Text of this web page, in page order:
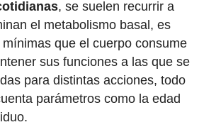
, se suelen recurrir a
el metabolismo basal, es
que el cuerpo consume
sus funciones a las que se
para distintas acciones, todo
parámetros como la edad